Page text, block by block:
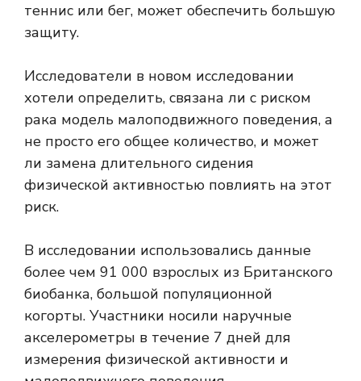
теннис или бег, может обеспечить большую
защиту.
Исследователи в новом исследовании
хотели определить, связана ли с риском
рака модель малоподвижного поведения, а
не просто его общее количество, и может
ли замена длительного сидения
физической активностью повлиять на этот
риск.
В исследовании использовались данные
более чем 91 000 взрослых из Британского
биобанка, большой популяционной
когорты. Участники носили наручные
акселерометры в течение 7 дней для
измерения физической активности и